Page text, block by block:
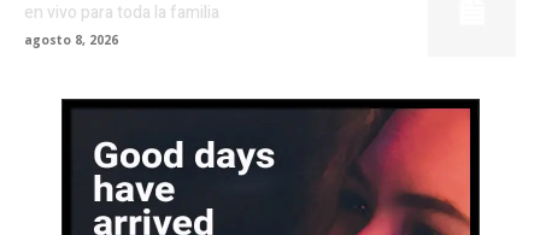
en vivo para toda la familia
agosto 8, 2026